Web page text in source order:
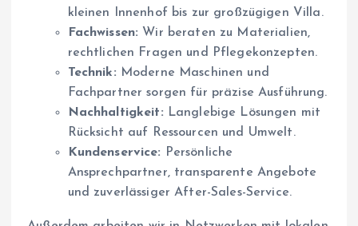
kleinen Innenhof bis zur großzügigen Villa.
Fachwissen: Wir beraten zu Materialien,
rechtlichen Fragen und Pflegekonzepten.
Technik: Moderne Maschinen und
Fachpartner sorgen für präzise Ausführung.
Nachhaltigkeit: Langlebige Lösungen mit
Rücksicht auf Ressourcen und Umwelt.
Kundenservice:
Persönliche
Ansprechpartner, transparente Angebote
und zuverlässiger After-Sales-Service.